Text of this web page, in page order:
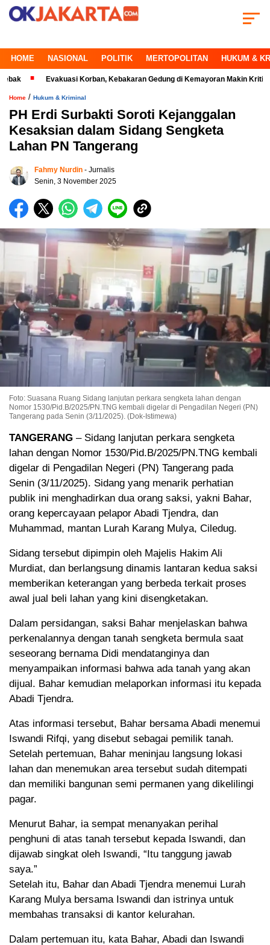
HOME NASIONAL POLITIK MERTOPOLITAN HUKUM &
Evakuasi Korban, Kebakaran Gedung di Kemayoran Makin Kritis
Home / Hukum & Kriminal
PH Erdi Surbakti Soroti Kejanggalan
Kesaksian dalam Sidang Sengketa
Lahan PN Tangerang
Fahmy Nurdin - Jurnalis
Senin, 3 November 2025
Foto: Suasana Ruang Sidang lanjutan perkara sengketa lahan dengan
Nomor 1530/Pid.B/2025/PN.TNG kembali digelar di Pengadilan Negeri (PN)
Tangerang pada Senin (3/11/2025). (Dok-Istimewa)
TANGERANG – Sidang lanjutan perkara sengketa
lahan dengan Nomor 1530/Pid.B/2025/PN.TNG kembali
digelar di Pengadilan Negeri (PN) Tangerang pada
Senin (3/11/2025). Sidang yang menarik perhatian
publik ini menghadirkan dua orang saksi, yakni Bahar,
orang kepercayaan pelapor Abadi Tjendra, dan
Muhammad, mantan Lurah Karang Mulya, Ciledug.
Sidang tersebut dipimpin oleh Majelis Hakim Ali
Murdiat, dan berlangsung dinamis lantaran kedua saksi
memberikan keterangan yang berbeda terkait proses
awal jual beli lahan yang kini disengketakan.
Dalam persidangan, saksi Bahar menjelaskan bahwa
perkenalannya dengan tanah sengketa bermula saat
seseorang bernama Didi mendatanginya dan
menyampaikan informasi bahwa ada tanah yang akan
dijual. Bahar kemudian melaporkan informasi itu kepada
Abadi Tjendra.
Atas informasi tersebut, Bahar bersama Abadi menemui
Iswandi Rifqi, yang disebut sebagai pemilik tanah.
Setelah pertemuan, Bahar meninjau langsung lokasi
lahan dan menemukan area tersebut sudah ditempati
dan memiliki bangunan semi permanen yang dikelilingi
pagar.
Menurut Bahar, ia sempat menanyakan perihal
penghuni di atas tanah tersebut kepada Iswandi, dan
dijawab singkat oleh Iswandi, “Itu tanggung jawab
saya.”
Setelah itu, Bahar dan Abadi Tjendra menemui Lurah
Karang Mulya bersama Iswandi dan istrinya untuk
membahas transaksi di kantor kelurahan.
Dalam pertemuan itu, kata Bahar, Abadi dan Iswandi